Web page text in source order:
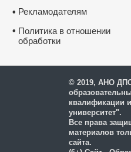
• Рекламодателям
• Политика в отношении
обработки
© 2019, АНО
квалификации
университет".
Все права
материалов
сайта.